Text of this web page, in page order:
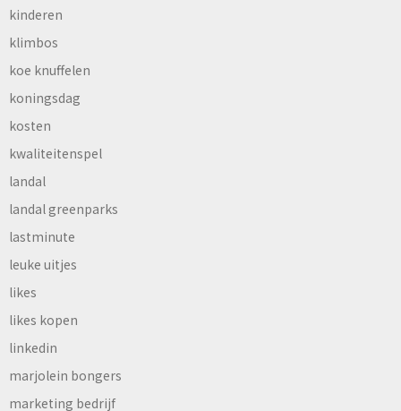
kinderen
klimbos
koe knuffelen
koningsdag
kosten
kwaliteitenspel
landal
landal greenparks
lastminute
leuke uitjes
likes
likes kopen
linkedin
marjolein bongers
marketing bedrijf